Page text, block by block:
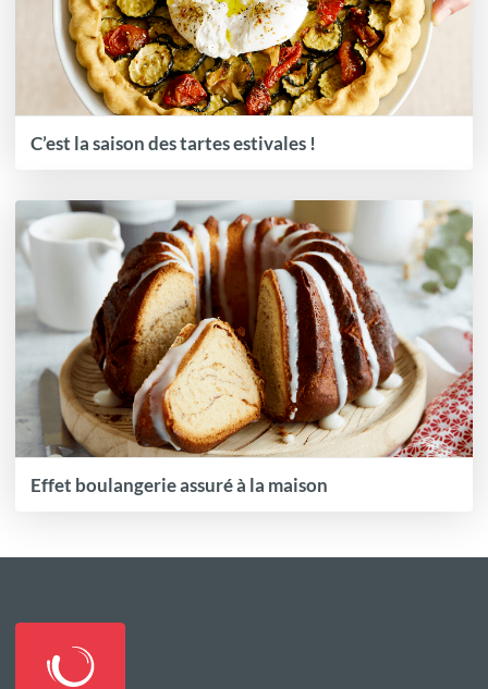
C’est la saison des tartes estivales !
Effet boulangerie assuré à la maison